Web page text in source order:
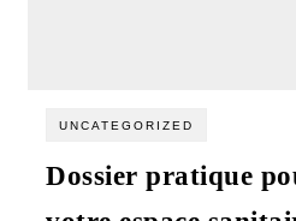
UNCATEGORIZED
Dossier pratique